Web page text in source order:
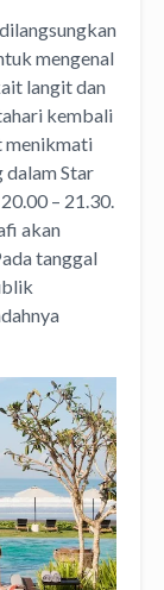
mengenal
langit dan
kembali
menikmati
dalam Star
– 21.30.
akan
tanggal